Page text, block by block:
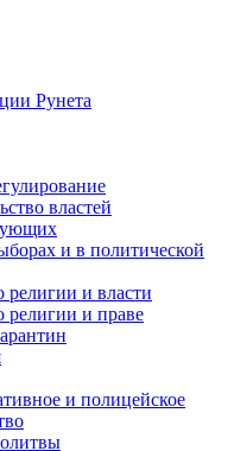
Рунета
властей
и в политической
религии и власти
религии и праве
и полицейское